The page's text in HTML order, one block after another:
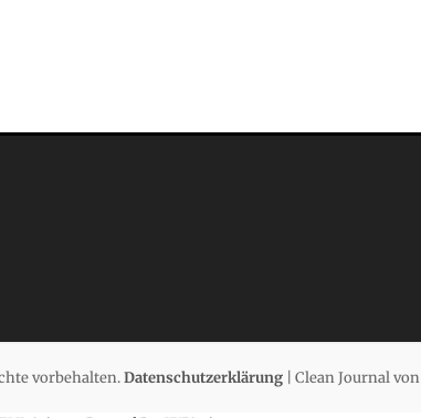
vorbehalten.Datenschutzerklärung| Clean Journal von